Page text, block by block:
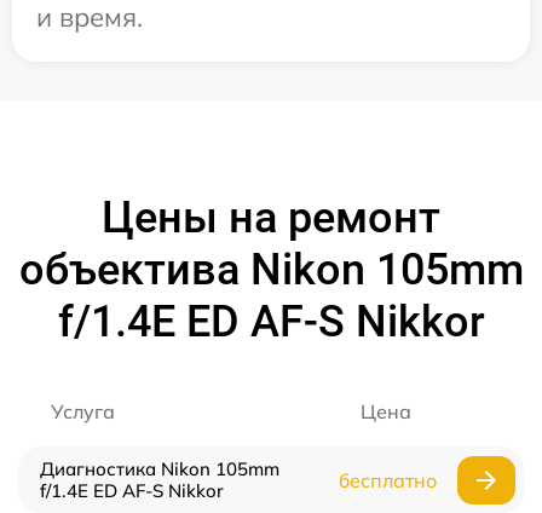
и время.
Цены на ремонт
объектива Nikon 105mm
f/1.4E ED AF-S Nikkor
Услуга Цена
Диагностика Nikon 105mm
f/1.4E ED AF-S Nikkor
бесплатно